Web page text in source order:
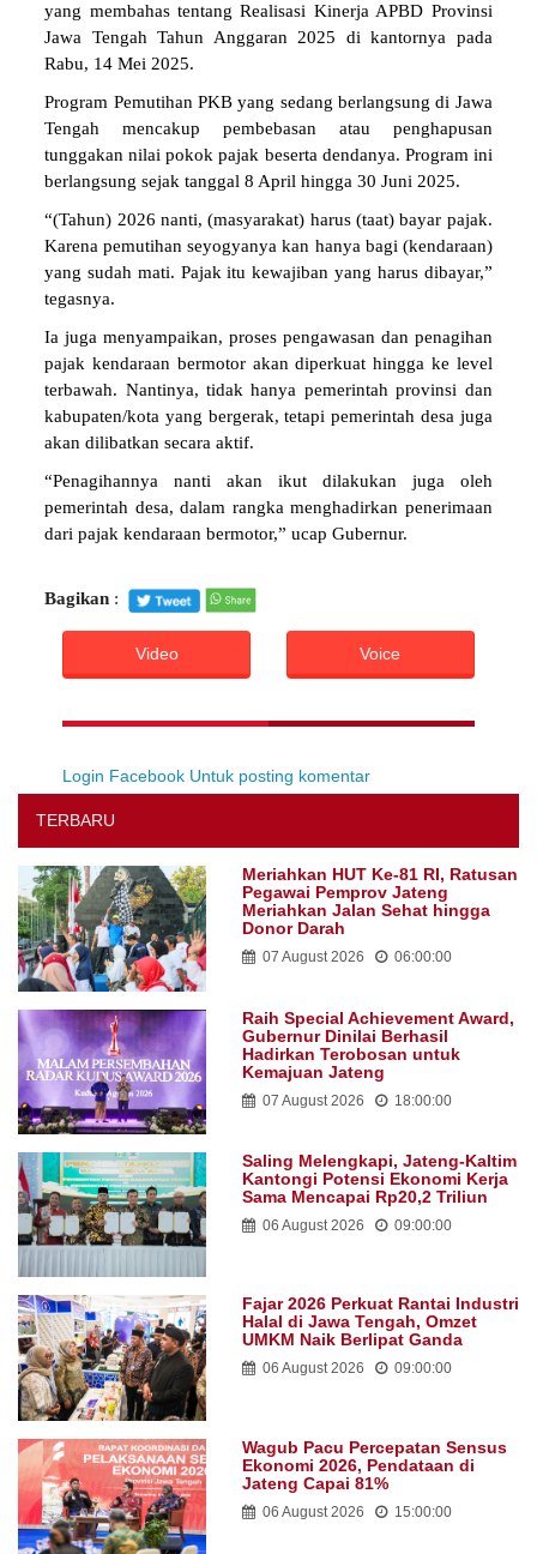
yang membahas tentang Realisasi Kinerja APBD Provinsi
Jawa Tengah Tahun Anggaran 2025 di kantornya pada
Rabu, 14 Mei 2025.
Program Pemutihan PKB yang sedang berlangsung di Jawa
Tengah mencakup pembebasan atau penghapusan
tunggakan nilai pokok pajak beserta dendanya. Program ini
berlangsung sejak tanggal 8 April hingga 30 Juni 2025.
“(Tahun) 2026 nanti, (masyarakat) harus (taat) bayar pajak.
Karena pemutihan seyogyanya kan hanya bagi (kendaraan)
yang sudah mati. Pajak itu kewajiban yang harus dibayar,”
tegasnya.
Ia juga menyampaikan, proses pengawasan dan penagihan
pajak kendaraan bermotor akan diperkuat hingga ke level
terbawah. Nantinya, tidak hanya pemerintah provinsi dan
kabupaten/kota yang bergerak, tetapi pemerintah desa juga
akan dilibatkan secara aktif.
“Penagihannya nanti akan ikut dilakukan juga oleh
pemerintah desa, dalam rangka menghadirkan penerimaan
dari pajak kendaraan bermotor,” ucap Gubernur.
Bagikan :
Video Voice
Login Facebook Untuk posting komentar
TERBARU
Meriahkan HUT Ke-81 RI, Ratusan
Pegawai Pemprov Jateng
Meriahkan Jalan Sehat hingga
Donor Darah
07 August 2026 06:00:00
Raih Special Achievement Award,
Gubernur Dinilai Berhasil
Hadirkan Terobosan untuk
Kemajuan Jateng
07 August 2026 18:00:00
Saling Melengkapi, Jateng-Kaltim
Kantongi Potensi Ekonomi Kerja
Sama Mencapai Rp20,2 Triliun
06 August 2026 09:00:00
Fajar 2026 Perkuat Rantai Industri
Halal di Jawa Tengah, Omzet
UMKM Naik Berlipat Ganda
06 August 2026 09:00:00
Wagub Pacu Percepatan Sensus
Ekonomi 2026, Pendataan di
Jateng Capai 81%
06 August 2026 15:00:00